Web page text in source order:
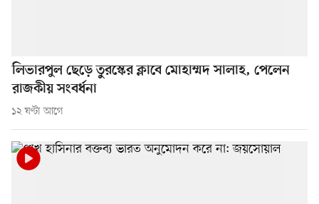
লিভারপুল ছেড়ে তুরস্কের ক্লাবে মোহাম্মদ সালাহ, পেলেন
রাজকীয় সংবর্ধনা
১২ ঘণ্টা আগে